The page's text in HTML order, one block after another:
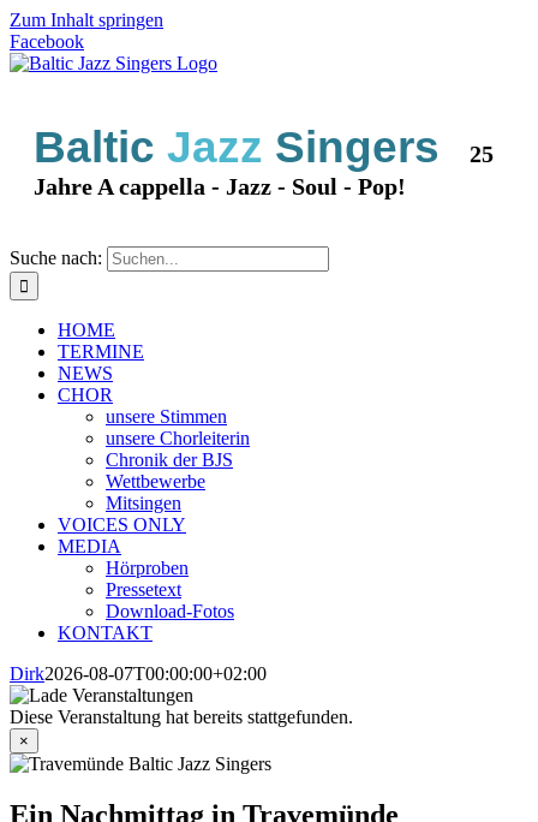
Zum Inhalt springen
Facebook
Baltic Jazz Singers 25
Jahre A cappella - Jazz - Soul - Pop!
Suche nach:
HOME
TERMINE
NEWS
CHOR
unsere Stimmen
unsere Chorleiterin
Chronik der BJS
Wettbewerbe
Mitsingen
VOICES ONLY
MEDIA
Hörproben
Pressetext
Download-Fotos
KONTAKT
Dirk2026-08-07T00:00:00+02:00
Diese Veranstaltung hat bereits stattgefunden.
×
Ein Nachmittag in Travemünde